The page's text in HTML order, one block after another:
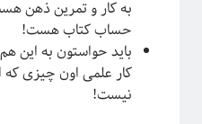
دوره «مقدمه‌ای بر بازبهنجارش»
به کار و تمرین ذهن
حساب کتاب هست!
باید حواستون به این
کار علمی اون چیزی که
نیست!